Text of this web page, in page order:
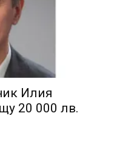
Илия
20 000 лв.